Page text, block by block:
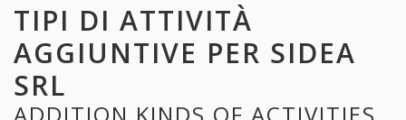
TIPI DI ATTIVITÀ
AGGIUNTIVE PER SIDEA
SRL
ADDITION KINDS OF ACTIVITIES